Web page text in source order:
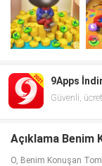
9Apps İndir
Güvenli,
Açıklama Benim
O, Benim Konuşan